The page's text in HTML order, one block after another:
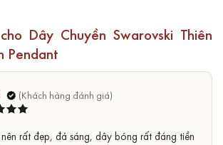
Dây Chuyền Swarovski Thiên
Pendant
55rất đẹp, đá sáng, dây bóng rất đáng tiền